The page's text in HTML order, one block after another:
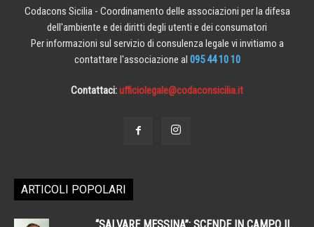
Codacons Sicilia - Coordinamento delle associazioni per la difesa
dell'ambiente e dei diritti degli utenti e dei consumatori
Per informazioni sul servizio di consulenza legale vi invitiamo a
contattare l'associazione al 095 44 10 10
Contattaci:ufficiolegale@codaconsicilia.it
ARTICOLI POPOLARI
“SALVARE MESSINA”: SCENDE IN CAMPO IL